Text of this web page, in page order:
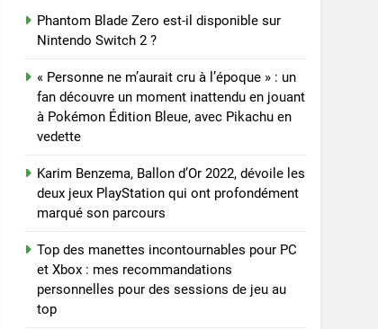
Phantom Blade Zero est-il disponible sur
Nintendo Switch 2 ?
« Personne ne m’aurait cru à l’époque » : un
fan découvre un moment inattendu en jouant
à Pokémon Édition Bleue, avec Pikachu en
vedette
Karim Benzema, Ballon d’Or 2022, dévoile les
deux jeux PlayStation qui ont profondément
marqué son parcours
Top des manettes incontournables pour PC
et Xbox : mes recommandations
personnelles pour des sessions de jeu au
top